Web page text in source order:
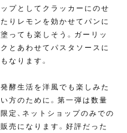
ップとしてクラッカーにのせ
たりレモンを効かせてパンに
塗っても楽しそう。ガーリッ
クとあわせてパスタソースに
もなります。
発酵生活を洋風でも楽しみた
い方のために。第一弾は数量
限定、ネットショップのみでの
販売になります。好評だった